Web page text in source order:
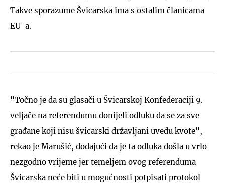
Takve sporazume Švicarska ima s ostalim članicama
EU-a.
"Točno je da su glasači u Švicarskoj Konfederaciji 9.
veljače na referendumu donijeli odluku da se za sve
građane koji nisu švicarski državljani uvedu kvote",
rekao je Marušić, dodajući da je ta odluka došla u vrlo
nezgodno vrijeme jer temeljem ovog referenduma
Švicarska neće biti u mogućnosti potpisati protokol